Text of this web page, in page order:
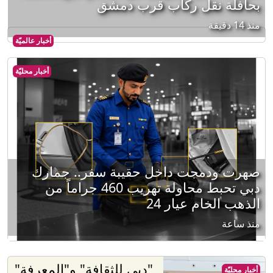
أخبار عالميّة
بحافلة نقل ركاب قرب دمشق
منذ 14 دقيقة
أخبار محليّة
صهرت ودمجت داخل حقيبة سفر.. جمارك
دبي تحبط محاولة تهريب 460 جراماً من
الذهب الخام عيار 24
منذ ساعة
"دبي للثقافة" و"المعرفة" أخبار محليّة